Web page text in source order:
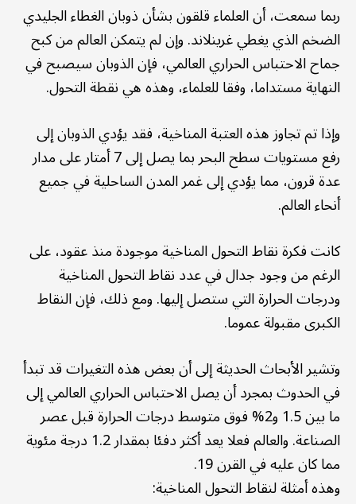
ربما سمعت، أن العلماء قلقون بشأن ذوبان الغطاء الجليدي
الضخم الذي يغطي غرينلاند. وإن لم يتمكن العالم من كبح
جماح الاحتباس الحراري العالمي، فإن الذوبان سيصبح في
النهاية مستداما، وفقا للعلماء، وهذه هي نقطة التحول.
وإذا تم تجاوز هذه العتبة المناخية، فقد يؤدي الذوبان إلى
رفع مستويات سطح البحر بما يصل إلى 7 أمتار على مدار
عدة قرون، مما يؤدي إلى غمر المدن الساحلية في جميع
أنحاء العالم.
كانت فكرة نقاط التحول المناخية موجودة منذ عقود، على
الرغم من وجود جدال في عدد نقاط التحول المناخية
ودرجات الحرارة التي ستصل إليها. ومع ذلك، فإن النقاط
الكبرى مقبولة عموما.
وتشير الأبحاث الحديثة إلى أن بعض هذه التغيرات قد تبدأ
في الحدوث بمجرد أن يصل الاحتباس الحراري العالمي إلى
ما بين 1.5 و2% فوق متوسط درجات الحرارة قبل عصر
الصناعة. والعالم فعلا يعد أكثر دفئا بمقدار 1.2 درجة مئوية
مما كان عليه في القرن 19.
وهذه أمثلة لنقاط التحول المناخية: